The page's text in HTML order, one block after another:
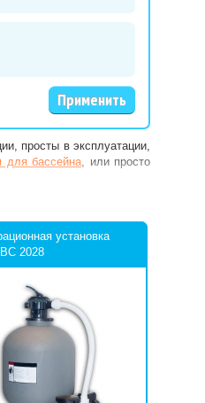
просты в эксплуатации,
для бассейна, или просто
установка
2028